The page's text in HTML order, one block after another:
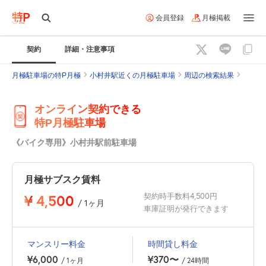
会員登録 月極掲載
契約 詳細・注意事項
月極駐車場の特P月極 小村井駅近くの月極駐車場 周辺の検索結果
オンライン契約できる
特P月極駐車場
《バイク専用》小村井駅前駐車場
月極サブスク賃料
¥4,500 / 1ヶ月
契約時手数料4,500円
車庫証明が発行できます
マンスリー料金
¥6,000 / 1ヶ月
時間貸し料金
¥370〜 / 24時間